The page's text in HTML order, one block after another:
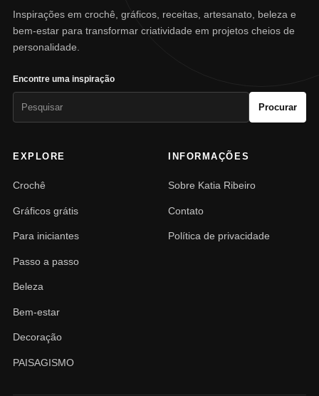
Inspirações em crochê, gráficos, receitas, artesanato, beleza e
bem-estar para transformar criatividade em projetos cheios de
personalidade.
Encontre uma inspiração
Procurar
EXPLORE
Crochê
Gráficos grátis
Para iniciantes
Passo a passo
Beleza
Bem-estar
Decoração
PAISAGISMO
INFORMAÇÕES
Sobre Katia Ribeiro
Contato
Política de privacidade